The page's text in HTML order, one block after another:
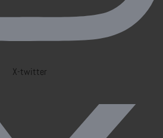
X-twitter